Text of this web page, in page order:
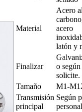
Material
Acero
acero
latón y
Finalizar
o según
solicite.
Tamaño
M1-
Transmisión
principal
Según